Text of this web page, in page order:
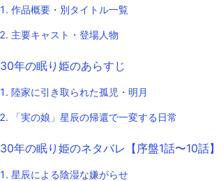
作品概要・別タイトル一覧
主要キャスト・登場人物
30年の眠り姫のあらすじ
陸家に引き取られた孤児・明月
「実の娘」星辰の帰還で一変する日常
30年の眠り姫のネタバレ【序盤1話〜10話】
星辰による陰湿な嫌がらせ